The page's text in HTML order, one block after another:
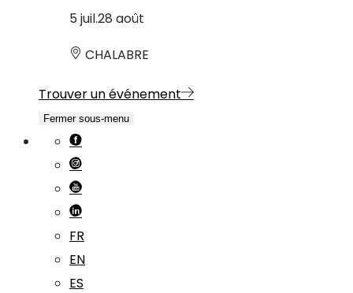
5 juil.28 août
CHALABRE
Trouver un événement
Fermer sous-menu
FR
EN
ES